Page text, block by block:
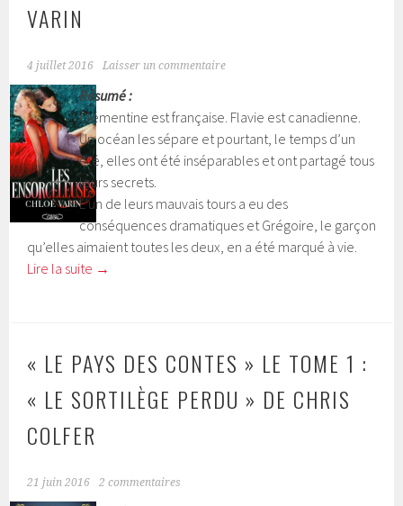
VARIN
4 juillet 2016 Laisser un commentaire
Résumé :
Clémentine est française. Flavie est canadienne.
Un océan les sépare et pourtant, le temps d’un
été, elles ont été inséparables et ont partagé tous
leurs secrets.
L’un de leurs mauvais tours a eu des
conséquences dramatiques et Grégoire, le garçon
qu’elles aimaient toutes les deux, en a été marqué à vie.
Lire la suite →
« LE PAYS DES CONTES » LE TOME 1 :
« LE SORTILÈGE PERDU » DE CHRIS
COLFER
21 juin 2016 2 commentaires